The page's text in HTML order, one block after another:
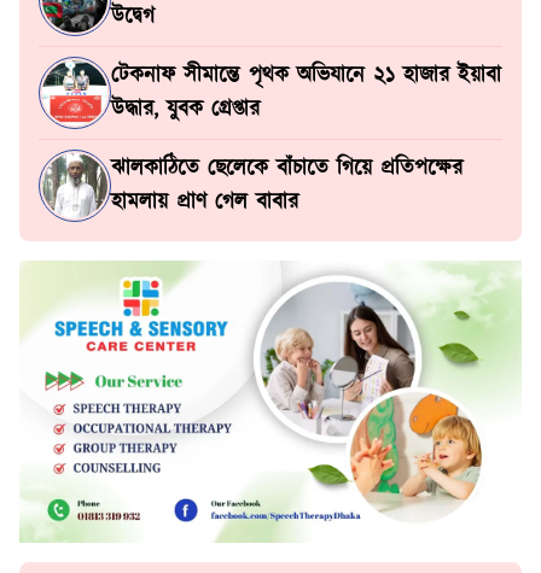
উদ্বেগ
টেকনাফ সীমান্তে পৃথক অভিযানে ২১ হাজার ইয়াবা
উদ্ধার, যুবক গ্রেপ্তার
ঝালকাঠিতে ছেলেকে বাঁচাতে গিয়ে প্রতিপক্ষের
হামলায় প্রাণ গেল বাবার